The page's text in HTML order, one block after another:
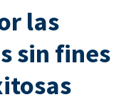
las
sin fines